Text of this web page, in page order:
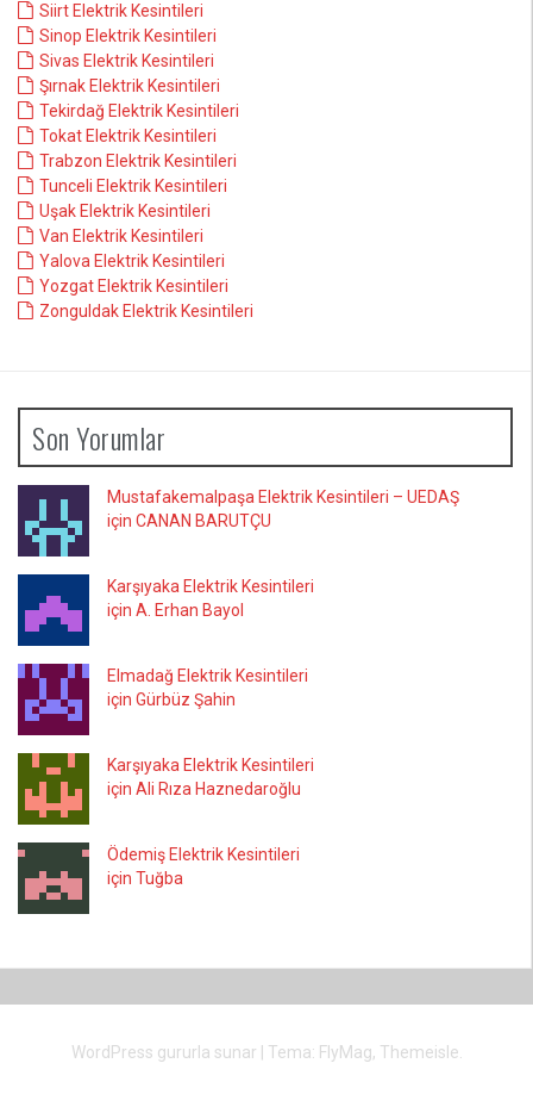
Siirt Elektrik Kesintileri
Sinop Elektrik Kesintileri
Sivas Elektrik Kesintileri
Şırnak Elektrik Kesintileri
Tekirdağ Elektrik Kesintileri
Tokat Elektrik Kesintileri
Trabzon Elektrik Kesintileri
Tunceli Elektrik Kesintileri
Uşak Elektrik Kesintileri
Van Elektrik Kesintileri
Yalova Elektrik Kesintileri
Yozgat Elektrik Kesintileri
Zonguldak Elektrik Kesintileri
Son Yorumlar
Mustafakemalpaşa Elektrik Kesintileri – UEDAŞ
için CANAN BARUTÇU
Karşıyaka Elektrik Kesintileri
için A. Erhan Bayol
Elmadağ Elektrik Kesintileri
için Gürbüz Şahin
Karşıyaka Elektrik Kesintileri
için Ali Rıza Haznedaroğlu
Ödemiş Elektrik Kesintileri
için Tuğba
WordPress gururla sunar Tema: FlyMag, Themeisle.